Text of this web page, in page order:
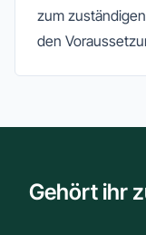
zum
den
Gehört ihr